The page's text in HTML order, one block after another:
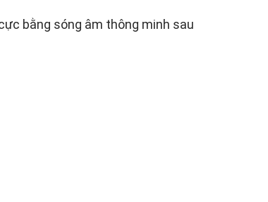
bằng sóng âm thông minh sau